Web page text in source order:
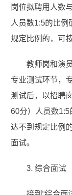
岗位拟聘用人数
人员数1:5的比例
规定比例的，可
教师岗和演
专业测试环节，
测试后，以招聘
60分）人员数1:5
达不到规定比例
面试。
3. 综合面试